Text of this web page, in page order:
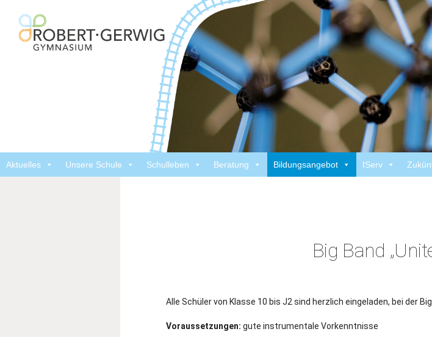
Aktuelles Unsere Schule Schulleben Beratung Bildungsangebot IServ
Big Band
Alle Schüler von Klasse 10 bis J2 sind herzlich eingeladen, bei der
Voraussetzungen: gute instrumentale Vorkenntnisse